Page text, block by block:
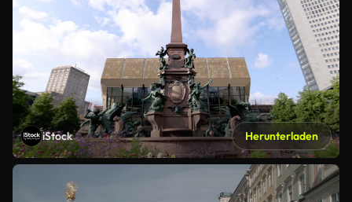
iStock Herunterladen